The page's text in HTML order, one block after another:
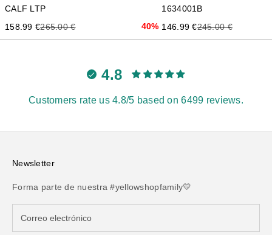
CALF LTP
Precio de oferta
158.99 €Precio anterior
265.00 € 40%
1634001B
Precio de oferta
146.99 €Precio anterior
245.00 €
4.8
Customers rate us 4.8/5 based on 6499 reviews.
Newsletter
Forma parte de nuestra #yellowshopfamily💛